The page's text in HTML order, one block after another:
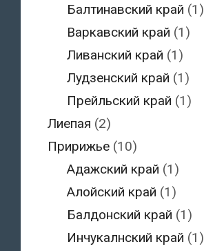
Балтинавский край (1)
Варкавский край (1)
Ливанский край (1)
Лудзенский край (1)
Прейльский край (1)
Лиепая (2)
Пририжье(10)
Адажский край (1)
Алойский край (1)
Балдонский край (1)
Инчукалнский край (1)